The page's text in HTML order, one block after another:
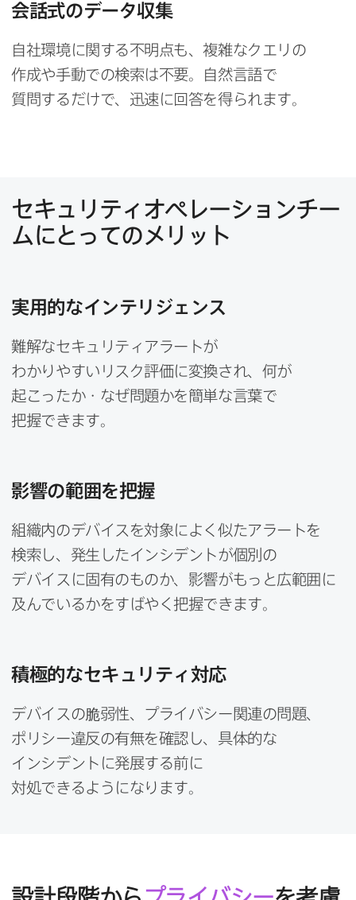
会話式の​データ収集
自社環境に​関する​不明点も、​複雑な​クエリの​
作成や​手動での​検索は​不要。​自然言語で​
質問するだけで、​迅速に​回答を​得られます。
セキュリティオペレーションチー
ムに​とっての​メリット
実用的な​インテリジェンス
難解な​セキュリティアラートが​
わかりやすいリスク評価に​変換され、​何が​
起こったか・なぜ問題かを​簡単な​言葉で​
把握できます。
影響の​範囲を​把握
組織内の​デバイスを​対象に​よく​似た​アラートを​
検索し、​発生した​インシデントが​個別の​
デバイスに​固有の​ものか、​影響が​もっと​広範囲に​
及んでいるかを​すばやく​把握できます。
積極的な​セキュリティ対応
デバイスの​脆弱性、​プライバシー関連の​問題、​
ポリシー違反の​有無を​確認し、​具体的な​
インシデントに​発展する​前に​
対処できるようになります。